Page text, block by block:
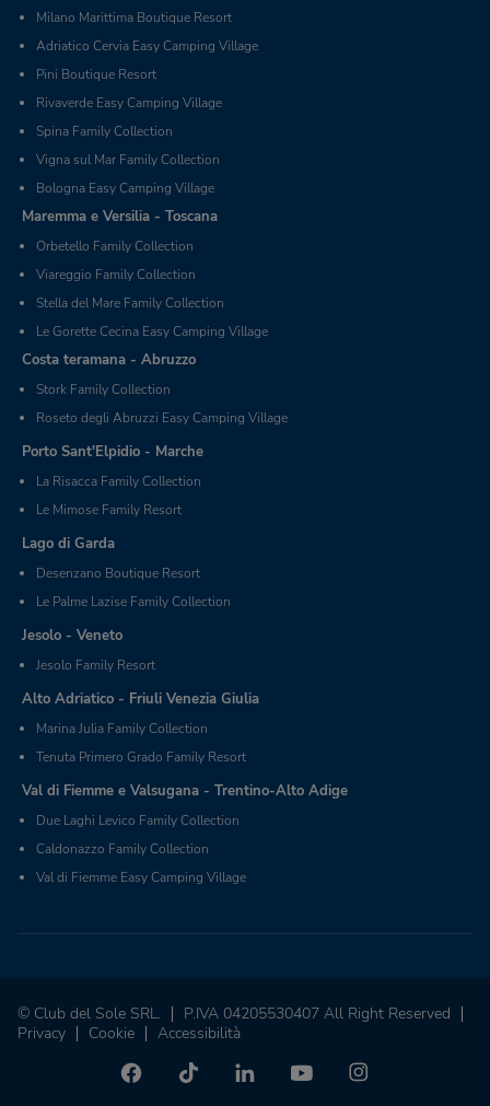
Milano Marittima Boutique Resort
Adriatico Cervia Easy Camping Village
Pini Boutique Resort
Rivaverde Easy Camping Village
Spina Family Collection
Vigna sul Mar Family Collection
Bologna Easy Camping Village
Maremma e Versilia - Toscana
Orbetello Family Collection
Viareggio Family Collection
Stella del Mare Family Collection
Le Gorette Cecina Easy Camping Village
Costa teramana - Abruzzo
Stork Family Collection
Roseto degli Abruzzi Easy Camping Village
Porto Sant'Elpidio - Marche
La Risacca Family Collection
Le Mimose Family Resort
Lago di Garda
Desenzano Boutique Resort
Le Palme Lazise Family Collection
Jesolo - Veneto
Jesolo Family Resort
Alto Adriatico - Friuli Venezia Giulia
Marina Julia Family Collection
Tenuta Primero Grado Family Resort
Val di Fiemme e Valsugana - Trentino-Alto Adige
Due Laghi Levico Family Collection
Caldonazzo Family Collection
Val di Fiemme Easy Camping Village
© Club del Sole SRL.
P.IVA 04205530407 All Right Reserved
Privacy
Cookie Accessibilità